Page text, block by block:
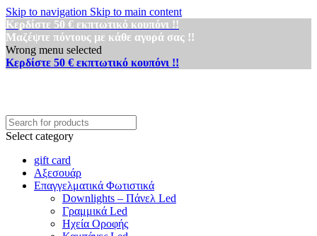
Skip to navigation Skip to main content
Κερδίστε 50 € εκπτωτικό κουπόνι !!
Μαζέψτε πόντους με κάθε αγορά σας !!
Wrong menu selected
Κερδίστε 50 € εκπτωτικό κουπόνι !!
Select category
gift card
Αξεσουάρ
Επαγγελματικά Φωτιστικά
Downlights – Πάνελ Led
Γραμμικά Led
Ηχεία Οροφής